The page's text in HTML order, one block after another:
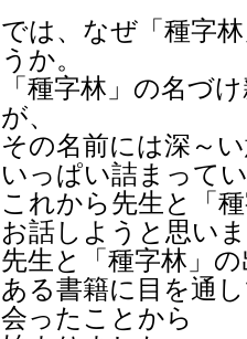
では、なぜ「種字
うか。
「種字林」の名づ
が、
その名前には深～
いっぱい詰まって
これから先生と「
お話しようと思い
先生と「種字林」
ある書籍に目を通
会ったことから